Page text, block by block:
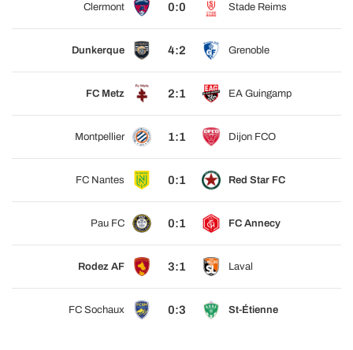
Clermont 0:0 Stade Reims
Dunkerque 4:2 Grenoble
FC Metz 2:1 EA Guingamp
Montpellier 1:1 Dijon FCO
FC Nantes 0:1 Red Star FC
Pau FC 0:1 FC Annecy
Rodez AF 3:1 Laval
FC Sochaux 0:3 St-Étienne